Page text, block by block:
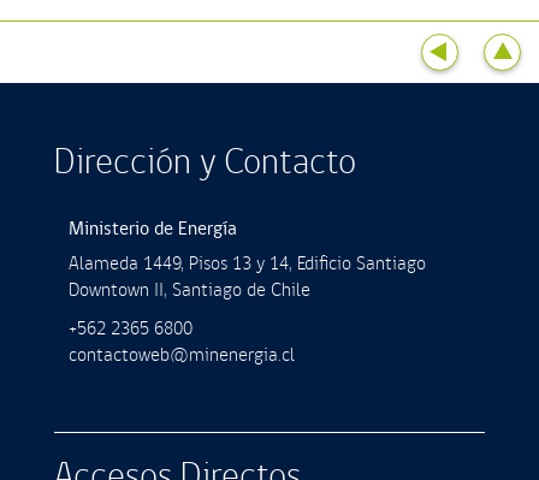
Dirección y Contacto
Ministerio de Energía
Alameda 1449, Pisos 13 y 14, Ediﬁcio Santiago
Downtown II, Santiago de Chile
+562 2365 6800
contactoweb@minenergia.cl